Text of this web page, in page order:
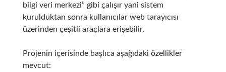
bilgi veri merkezi” gibi çalışır yani sistem
kurulduktan sonra kullanıcılar web tarayıcısı
üzerinden çeşitli araçlara erişebilir.
Projenin içerisinde başlıca aşağıdaki özellikler
mevcut: